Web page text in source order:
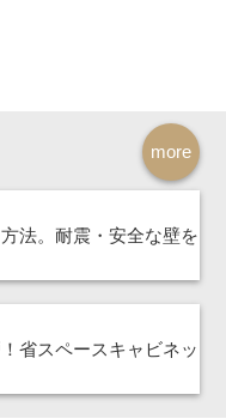
more
法。耐震・安全な壁を
省スペースキャビネッ